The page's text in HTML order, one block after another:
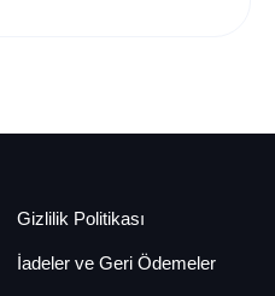
Gizlilik Politikası
İadeler ve Geri Ödemeler